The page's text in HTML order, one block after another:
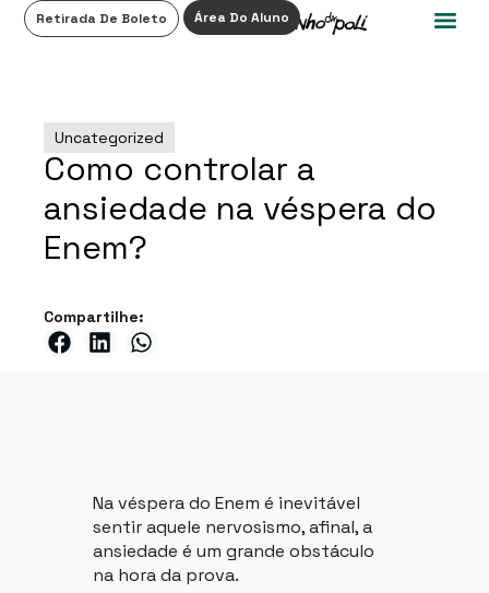
Retirada De Boleto Área Do Aluno
Uncategorized
Como controlar a
ansiedade na véspera do
Enem?
Compartilhe:
Na véspera do Enem é inevitável
sentir aquele nervosismo, afinal, a
ansiedade é um grande obstáculo
na hora da prova.